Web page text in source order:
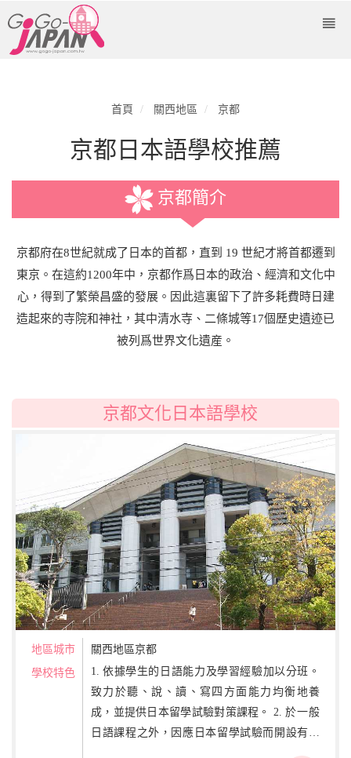
首頁 關西地區 京都
京都日本語學校推薦
京都簡介
京都府在8世紀就成了日本的首都，直到 19 世紀才將首都遷到
東京。在這約1200年中，京都作爲日本的政治、經濟和文化中
心，得到了繁榮昌盛的發展。因此這裏留下了許多耗費時日建
造起來的寺院和神社，其中清水寺、二條城等17個歷史遺迹已
被列爲世界文化遺産。
京都文化日本語學校
地區城市
關西地區京都
學校特色
1. 依據學生的日語能力及學習經驗加以分班。
致力於聽、說、讀、寫四方面能力均衡地養
成，並提供日本留學試驗對策課程。 2. 於一般
日語課程之外，因應日本留學試驗而開設有綜